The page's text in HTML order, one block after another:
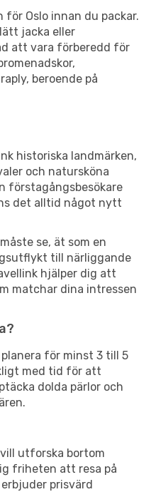
för Oslo innan du packar.
jacka eller
att vara förberedd för
beroende på
historiska landmärken,
och natursköna
förstagångsbesökare
det alltid något nytt
se, ät som en
till närliggande
hjälper dig att
matchar dina intressen
för minst 3 till 5
med tid för att
dolda pärlor och
utforska bortom
friheten att resa på
prisvärd